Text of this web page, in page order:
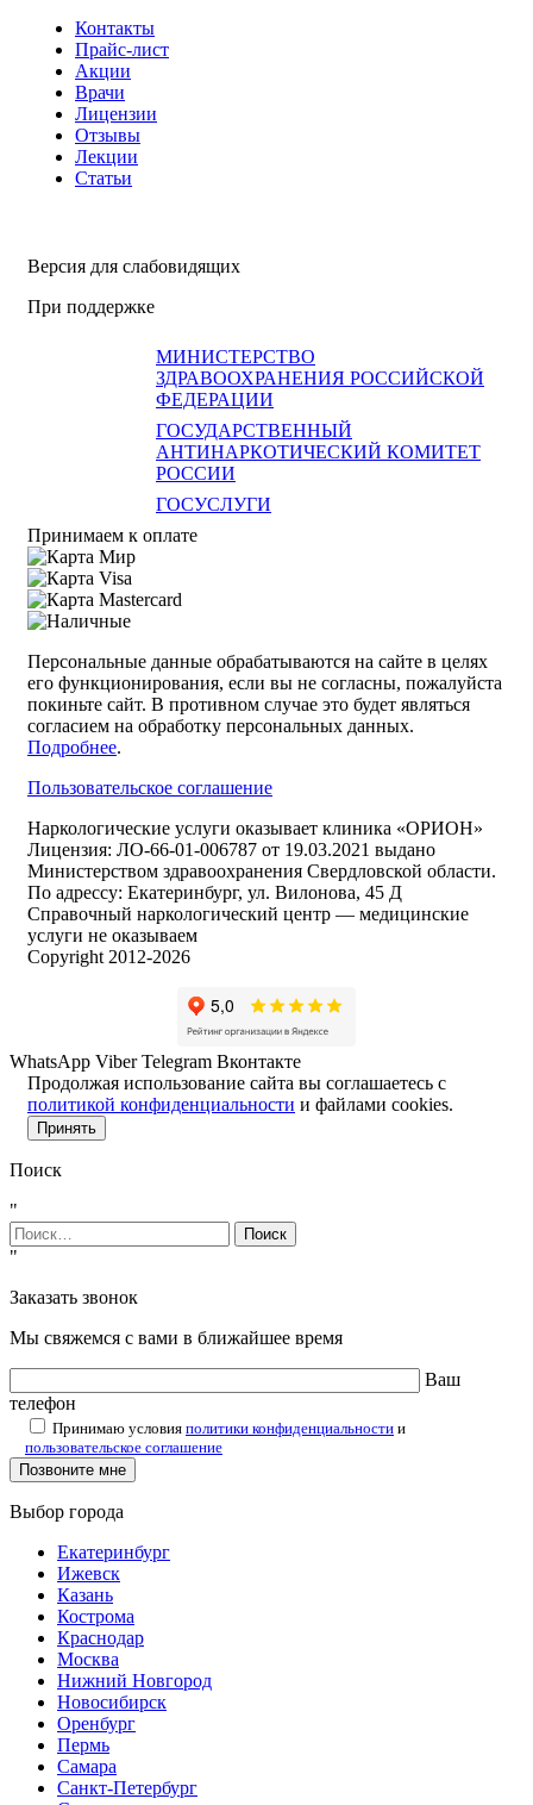
Контакты
Прайс-лист
Акции
Врачи
Лицензии
Отзывы
Лекции
Статьи
Версия для слабовидящих
При поддержке
МИНИСТЕРСТВО
ЗДРАВООХРАНЕНИЯ РОССИЙСКОЙ
ФЕДЕРАЦИИ
ГОСУДАРСТВЕННЫЙ
АНТИНАРКОТИЧЕСКИЙ КОМИТЕТ
РОССИИ
ГОСУСЛУГИ
Принимаем к оплате
Персональные данные обрабатываются на сайте в целях
его функционирования, если вы не согласны, пожалуйста
покиньте сайт. В противном случае это будет являться
согласием на обработку персональных данных.
Подробнее.
Пользовательское соглашение
Наркологические услуги оказывает клиника «ОРИОН»
Лицензия: ЛО-66-01-006787 от 19.03.2021 выдано
Министерством здравоохранения Свердловской области.
По адрессу: Екатеринбург, ул. Вилонова, 45 Д
Справочный наркологический центр — медицинские
услуги не оказываем
Copyright 2012-2026
WhatsApp Viber Telegram Вконтакте
Продолжая использование сайта вы соглашаетесь с
политикой конфиденциальности и файлами cookies.
Принять
Поиск
"
Найти:
"
Заказать звонок
Мы свяжемся с вами в ближайшее время
Ваш
телефон
Принимаю условия политики конфиденциальности и
пользовательское соглашение
Выбор города
Екатеринбург
Ижевск
Казань
Кострома
Краснодар
Москва
Нижний Новгород
Новосибирск
Оренбург
Пермь
Самара
Санкт-Петербург